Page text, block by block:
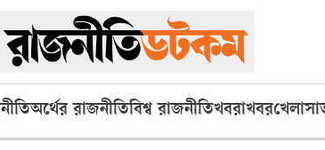
অর্থের রাজনীতিবিশ্ব রাজনীতিখবরাখবরখেলা